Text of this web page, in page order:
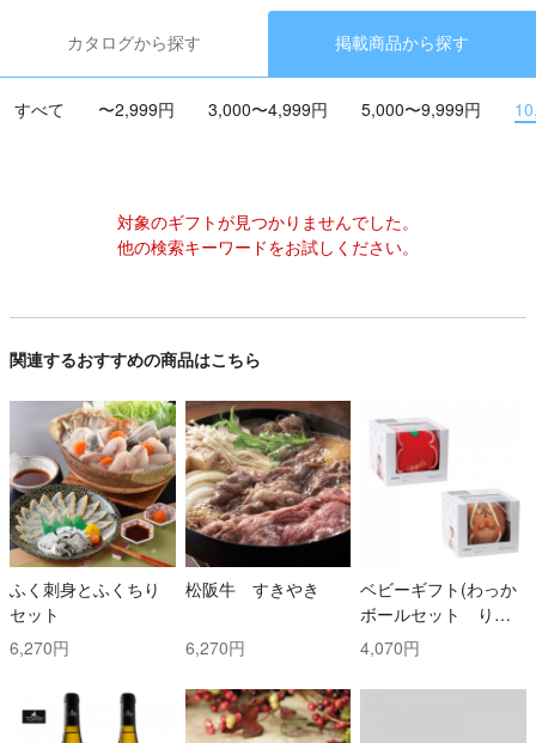
カタログから探す 掲載商品から探す
すべて 〜2,999円 3,000〜4,999円 5,000〜9,999円
対象のギフトが見つかりませんでした。
他の検索キーワードをお試しください。
関連するおすすめの商品はこちら
ふく刺身とふくちり
セット
6,270円
松阪牛 すきやき
6,270円
ベビーギフト(わっか
ボールセット りん
ご・しまりす)
4,070円